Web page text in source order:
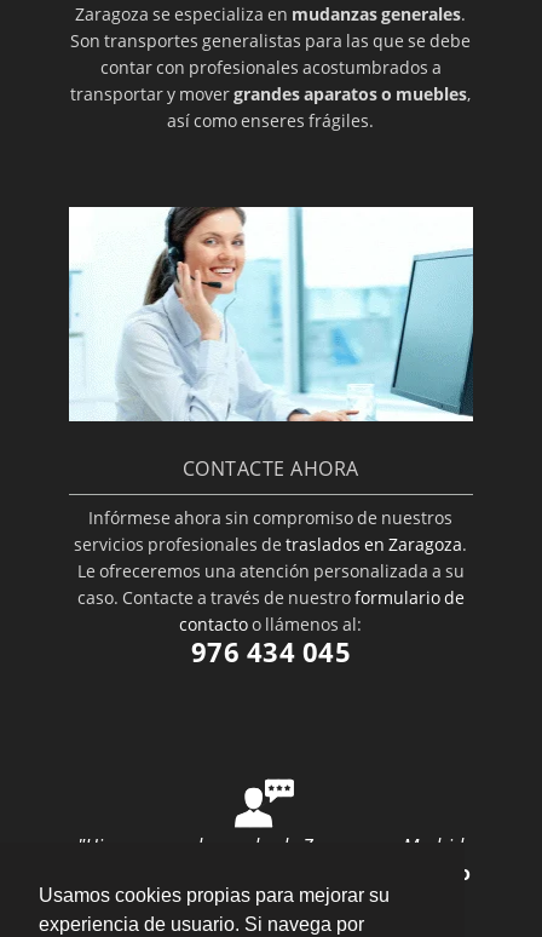
Usamos cookies propias para mejorar su
experiencia de usuario. Si navega por
Zaragoza se especializa en mudanzas generales.
Son transportes generalistas para las que se debe
contar con profesionales acostumbrados a
transportar y movergrandes aparatos o muebles,
así como enseres frágiles.
CONTACTE AHORA
Infórmese ahora sin compromiso de nuestros
servicios profesionales detraslados en Zaragoza.
Le ofreceremos una atención personalizada a su
caso. Contacte a través de nuestroformulario de
contactoo llámenos al:
976 434 045
"Hice una mudanza desde Zaragoza a Madrid
Ana Rubio
valoración 10/10
Enviar opinión